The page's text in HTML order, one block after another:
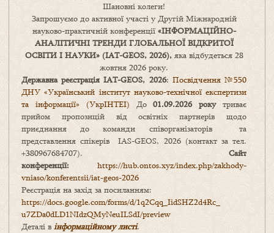
Шановні колеги!
Запрошуємо до активної участі у Другій Міжнародній
науково-практичній конференції «ІНФОРМАЦІЙНО-
АНАЛІТИЧНІ ТРЕНДИ ГЛОБАЛЬНОЇ ВІДКРИТОЇ
ОСВІТИ І НАУКИ» (IAT-GEOS, 2026),яка відбудеться 28
жовтня 2026 року.
Державна реєстрація IAT-GEOS, 2026: Посвідчення №550
ДНУ «Український інститут науково-технічної експертизи
та інформації» (УкрІНТЕІ) До01.09.2026 рокутриває
прийом пропозицій від освітніх партнерів щодо
приєднання до команди співорганізаторів та
представлення спікерів IAS-GEOS, 2026 (контакт за тел.
+380967684707). Сайт
конференції: https://hub.ontos.xyz/index.php/zakhody-
vniaso/konferentsii/iat-geos-2026
Реєстрація на захід за посиланням:
https://docs.google.com/forms/d/1q2Cqq_IidSHZ2d4Rc_
u7ZDa0dLD1NIdzQMyNeuILSdI/preview
Деталі в інформаційному листі.